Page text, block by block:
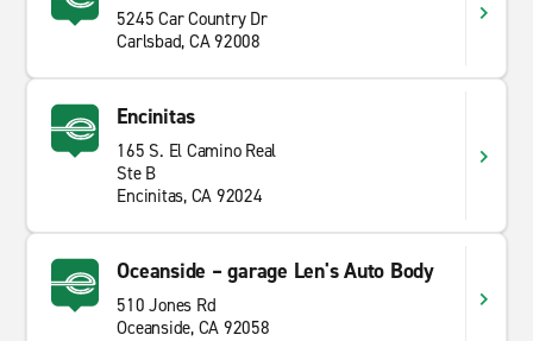
5245 Car Country Dr
Carlsbad, CA 92008
Encinitas
165 S. El Camino Real
Ste B
Encinitas, CA 92024
Oceanside – garage Len's Auto Body
510 Jones Rd
Oceanside, CA 92058